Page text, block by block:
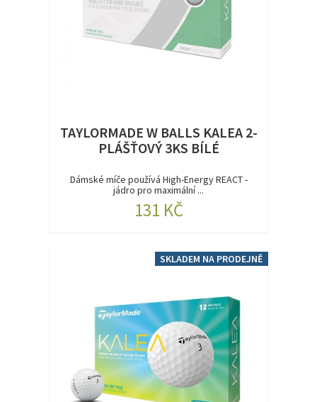
TAYLORMADE W BALLS KALEA 2-
PLÁŠŤOVÝ 3KS BÍLÉ
Dámské míče používá High-Energy REACT -
jádro pro maximální ...
131 KČ
SKLADEM NA PRODEJNĚ